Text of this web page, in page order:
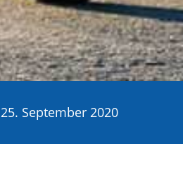
25. September 2020